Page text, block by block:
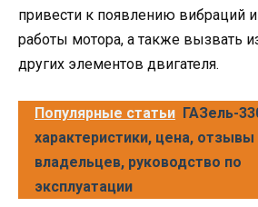
привести к появлению вибраций
работы мотора, а также вызвать
других элементов двигателя.
Популярные статьи ГАЗель-
характеристики, цена, отзывы
владельцев, руководство по
эксплуатации